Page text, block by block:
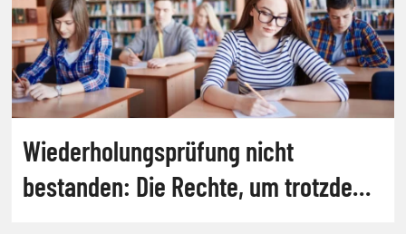
Wiederholungsprüfung nicht
bestanden: Die Rechte, um trotzdem